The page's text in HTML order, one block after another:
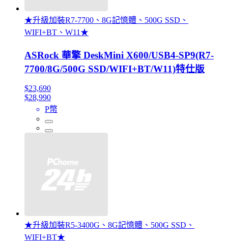
★升級加裝R7-7700、8G記憶體、500G SSD、
WIFI+BT、W11★
ASRock 華擎 DeskMini X600/USB4-SP9(R7-
7700/8G/500G SSD/WIFI+BT/W11)特仕版
$23,690
$28,990
P幣
★升級加裝R5-3400G、8G記憶體、500G SSD、
WIFI+BT★